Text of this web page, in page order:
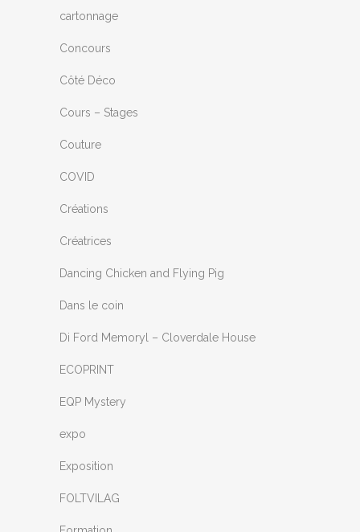
cartonnage
Concours
Côté Déco
Cours – Stages
Couture
COVID
Créations
Créatrices
Dancing Chicken and Flying Pig
Dans le coin
Di Ford Memoryl – Cloverdale House
ECOPRINT
EQP Mystery
expo
Exposition
FOLTVILAG